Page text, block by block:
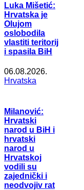
Luka Mišetić:
Hrvatska je
Olujom
oslobodila
vlastiti teritorij
i spasila BiH
06.08.2026.
Hrvatska
Milanović:
Hrvatski
narod u BiH i
hrvatski
narod u
Hrvatskoj
vodili su
zajednički i
neodvojiv rat